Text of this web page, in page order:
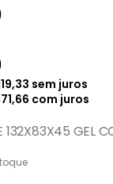
sem juros
com juros
132X83X45 GEL